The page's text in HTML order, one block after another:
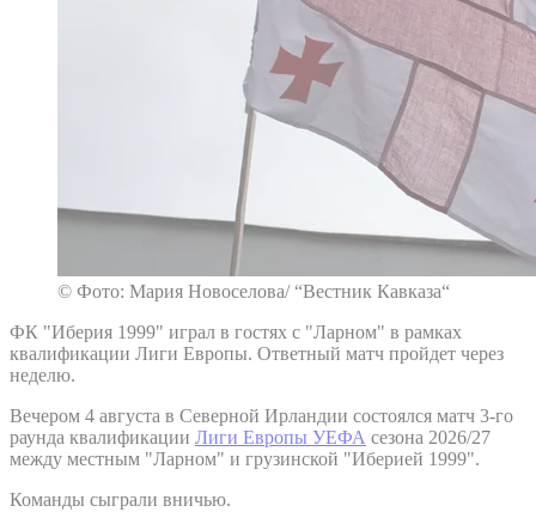
© Фото: Мария Новоселова/ “Вестник Кавказа“
ФК "Иберия 1999" играл в гостях с "Ларном" в рамках
квалификации Лиги Европы. Ответный матч пройдет через
неделю.
Вечером 4 августа в Северной Ирландии состоялся матч 3-го
раунда квалификации Лиги Европы УЕФА сезона 2026/27
между местным "Ларном" и грузинской "Иберией 1999".
Команды сыграли вничью.